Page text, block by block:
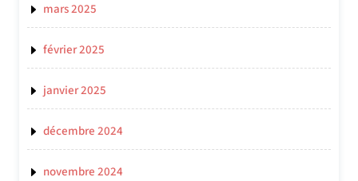
mars 2025
février 2025
janvier 2025
décembre 2024
novembre 2024